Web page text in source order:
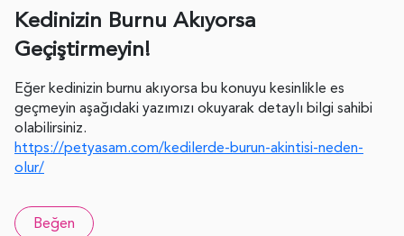
Kedinizin Burnu Akıyorsa
Geçiştirmeyin!
Eğer kedinizin burnu akıyorsa bu konuyu kesinlikle es
geçmeyin aşağıdaki yazımızı okuyarak detaylı bilgi sahibi
olabilirsiniz.
https://petyasam.com/kedilerde-burun-akintisi-neden-
olur/
Beğen